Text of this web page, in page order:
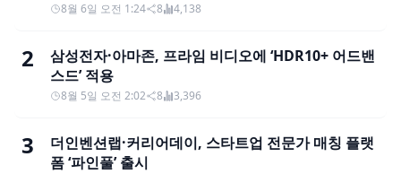
8월 6일 오전 1:24 8 4,138
2
삼성전자·아마존, 프라임 비디오에 ‘HDR10+ 어드밴
스드’ 적용
8월 5일 오전 2:02 8 3,396
3
더인벤션랩·커리어데이, 스타트업 전문가 매칭 플랫
폼 ‘파인풀’ 출시